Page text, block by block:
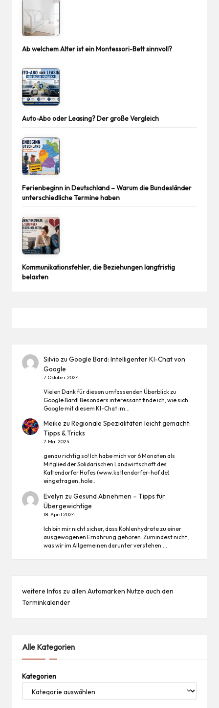
Ab welchem Alter ist ein Montessori-Bett sinnvoll?
Auto-Abo oder Leasing? Der große Vergleich
Ferienbeginn in Deutschland – Warum die Bundesländer
unterschiedliche Termine haben
Kommunikationsfehler, die Beziehungen langfristig
belasten
Silvio zuGoogle Bard: Intelligenter KI-Chat von
Google
7. Oktober 2024
Vielen Dank für diesen umfassenden Überblick zu
Google Bard! Besonders interessant finde ich, wie sich
Google mit diesem KI-Chat im…
Meike zuRegionale Spezialitäten leicht gemacht:
Tipps & Tricks
7. Mai 2024
genau richtig so! Ich habe mich vor 6 Monaten als
Mitglied der Solidarischen Landwirtschaft des
Kattendorfer Hofes (www.kattendorfer-hof.de)
eingetragen, hole…
Evelyn zuGesund Abnehmen – Tipps für
Übergewichtige
18. April 2024
Ich bin mir nicht sicher, dass Kohlenhydrate zu einer
ausgewogenen Ernährung gehören. Zumindest nicht,
was wir im Allgemeinen darunter verstehen:…
weitere Infos zu allen Automarken Nutze auch den
Terminkalender
Alle Kategorien
Kategorien